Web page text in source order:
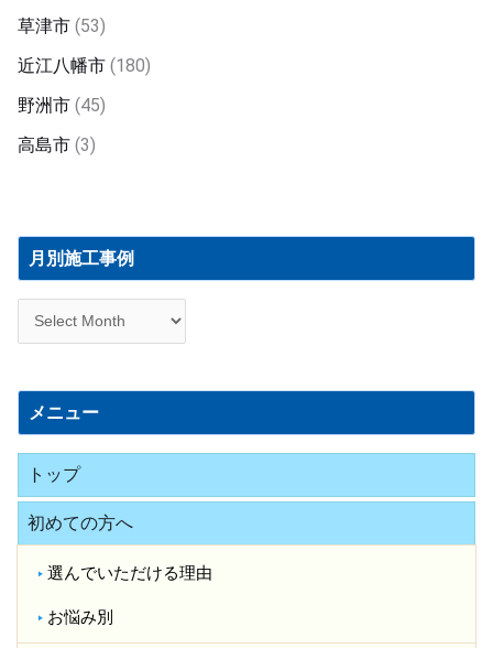
草津市(53)
近江八幡市(180)
野洲市(45)
高島市(3)
月別施工事例
施
事
メニュー
トップ
初めての方へ
選んでいただける理由
お悩み別